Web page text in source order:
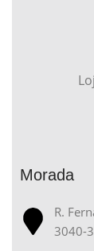
Morada
R.
3040-